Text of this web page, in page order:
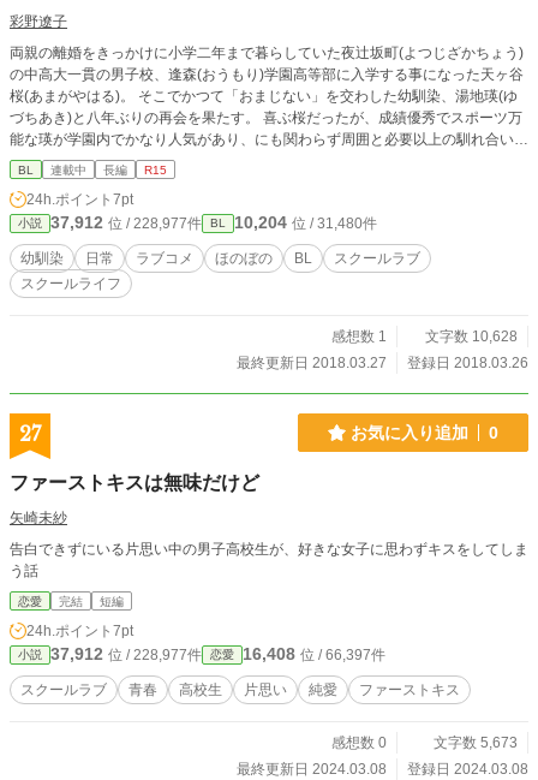
彩野遼子
両親の離婚をきっかけに小学二年まで暮らしていた夜辻坂町(よつじざかちょう)
の中高大一貫の男子校、逢森(おうもり)学園高等部に入学する事になった天ヶ谷
桜(あまがやはる)。 そこでかつて「おまじない」を交わした幼馴染、湯地瑛(ゆ
づちあき)と八年ぶりの再会を果たす。 喜ぶ桜だったが、成績優秀でスポーツ万
能な瑛が学園内でかなり人気があり、にも関わらず周囲と必要以上の馴れ合いを
せず、学園内で推奨されている『パートナー』と呼ばれる相手も持たないため
「一匹狼」と呼ばれている事を知る。 しかしそんな「一匹狼」である筈の瑛が
桜に対してだけは全く違っていた。 柔らかい表情を見せるのは当たり前。常に
スキンシップ過多であり何かと桜の世話を焼きたがる。しかもその全てがいちい
ちスパダリ仕様である。 初めは「幼馴染みだから」で流していた桜だったが
日々心臓がいくつあっても足りない程の過多な愛情表現を受けていくうちに「お
まじない」の事もあり、段々瑛を意識しはじめる。 これはそんな周囲から「リ
BL 連載中 長編 R15
24h.ポイント 7pt
小説 37,912 位 / 228,977件 BL 10,204 位 / 31,480件
幼馴染 日常 ラブコメ ほのぼの BL
スクールラブ
スクールライフ
感想数 1
文字数 10,628
最終更新日 2018.03.27
登録日 2018.03.26
27 お気に入り追加 0
ファーストキスは無味だけど
矢崎未紗
告白できずにいる片思い中の男子高校生が、好きな女子に思わずキスをしてしま
う話
恋愛 完結 短編
24h.ポイント 7pt
小説 37,912 位 / 228,977件 恋愛 16,408 位 / 66,397件
スクールラブ 青春 高校生 片思い 純愛 ファーストキス
感想数 0
文字数 5,673
最終更新日 2024.03.08
登録日 2024.03.08